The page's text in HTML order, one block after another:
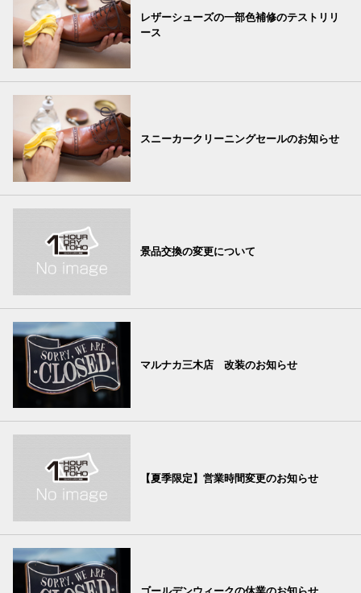
レザーシューズの一部色補修のテストリリ
ース
スニーカークリーニングセールのお知らせ
景品交換の変更について
マルナカ三木店 改装のお知らせ
【夏季限定】営業時間変更のお知らせ